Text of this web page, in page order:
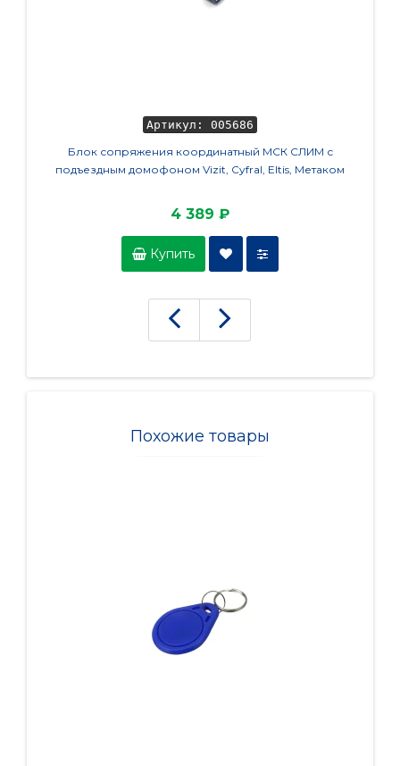
Артикул: 005686
Блок сопряжения координатный МСК СЛИМ с
подъездным домофоном Vizit, Cyfral, Eltis, Метаком
4 389 ₽
Купить
Похожие товары